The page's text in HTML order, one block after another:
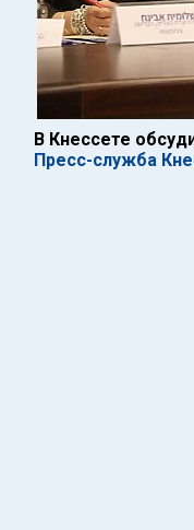
В Кнессете
Пресс-служба